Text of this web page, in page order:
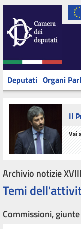
Deputati Organi
Il
Vai
Archivio notizie
Temi
Commissioni,